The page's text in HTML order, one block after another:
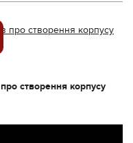
створення корпусу